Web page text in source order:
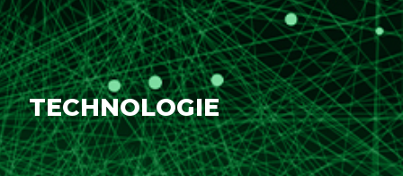
TECHNOLOGIE